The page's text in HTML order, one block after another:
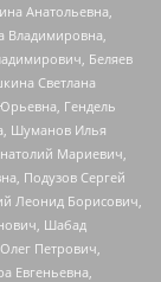
Анатольевна,
Владимировна,
Беляев
Светлана
Гендель
Шуманов Илья
Мариевич,
Подузов Сергей
Леонид Борисович,
Шабад
Петрович,
Евгеньевна,